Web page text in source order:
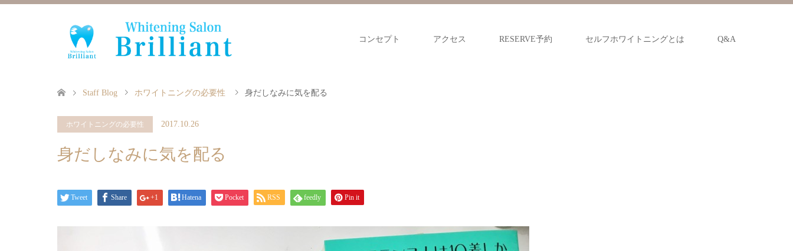
コンセプト アクセス RESERVE予約 セルフホワイトニングとは Q&A
Staff Blog ホワイトニングの必要性 身だしなみに気を配る
ホワイトニングの必要性 2017.10.26
身だしなみに気を配る
Tweet Share +1 Hatena Pocket RSS feedly Pin it